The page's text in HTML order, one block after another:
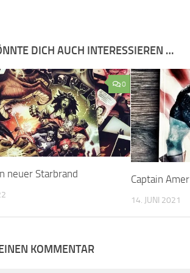
DICH AUCH INTERESSIEREN …
0
neuer Starbrand Captain
14. JUNI 2021
KOMMENTAR